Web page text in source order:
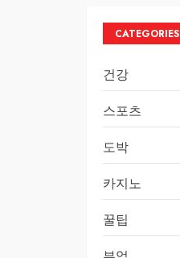
CATEGORIES
건강
스포츠
도박
카지노
꿀팁